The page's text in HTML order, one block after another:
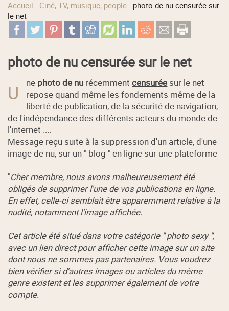
Accueil - Ciné, TV, musique, people - photo de nu censurée sur
le net
photo de nu censurée sur le net
U ne photo de nu récemmentcensurée sur le net
repose quand même les fondements même de la
liberté de publication, de la sécurité de navigation,
de l'indépendance des différents acteurs du monde de
l'internet ....
Message reçu suite à la suppression d'un article, d'une
image de nu, sur un " blog " en ligne sur une plateforme
"Cher membre, nous avons malheureusement été
obligés de supprimer l'une de vos publications en ligne.
En effet, celle-ci semblait être apparemment relative à la
nudité, notamment l'image affichée.
Cet article été situé dans votre catégorie " photo sexy ",
avec un lien direct pour afficher cette image sur un site
dont nous ne sommes pas partenaires. Vous voudrez
bien vérifier si d'autres images ou articles du même
genre existent et les supprimer également de votre
compte.